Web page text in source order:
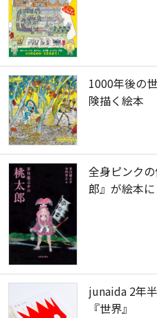
1000年後の
険描く絵本
全身ピンク
郎』が絵本に
junaida 2年
『世界』